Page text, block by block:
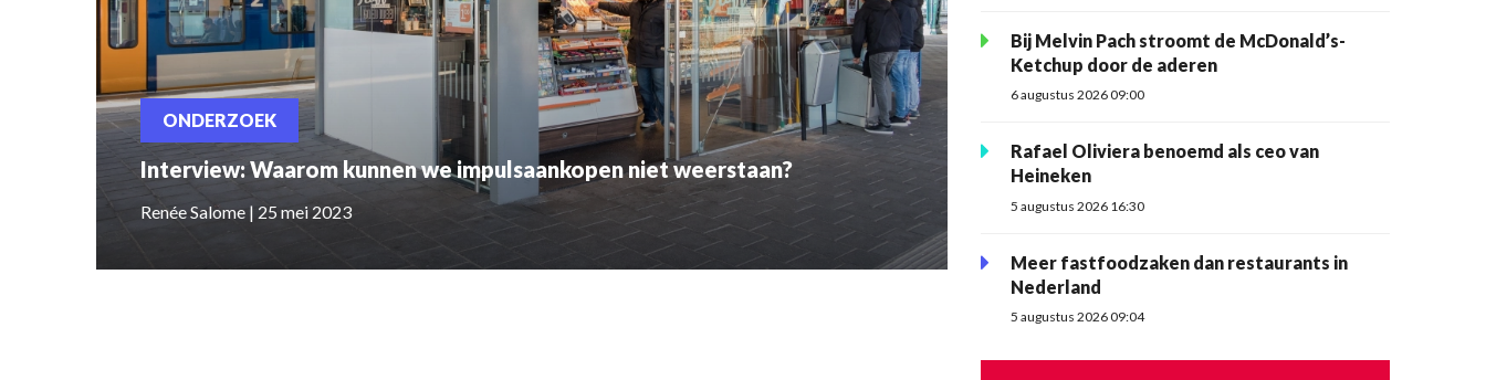
ONDERZOEK
Interview: Waarom kunnen we impulsaankopen niet weerstaan?
Renée Salome | 25 mei 2023
Bij Melvin Pach stroomt de McDonald’s-
Ketchup door de aderen
6 augustus 2026 09:00
Rafael Oliviera benoemd als ceo van
Heineken
5 augustus 2026 16:30
Meer fastfoodzaken dan restaurants in
Nederland
5 augustus 2026 09:04